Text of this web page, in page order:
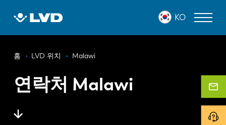
KO
이
동
경
로
홈 LVD 위치 Malawi
연락처 Malawi
레이저 커팅 머신
프레스 브레이크
펀치 프레스